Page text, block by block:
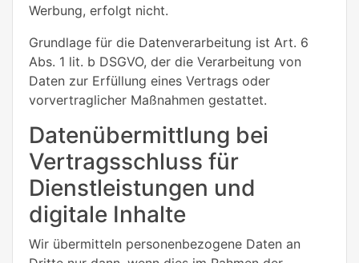
Werbung, erfolgt nicht.
Grundlage für die Datenverarbeitung ist Art. 6
Abs. 1 lit. b DSGVO, der die Verarbeitung von
Daten zur Erfüllung eines Vertrags oder
vorvertraglicher Maßnahmen gestattet.
Datenübermittlung bei
Vertragsschluss für
Dienstleistungen und
digitale Inhalte
Wir übermitteln personenbezogene Daten an